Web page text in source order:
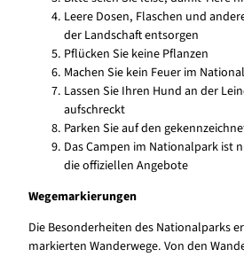
Leere Dosen, Flaschen und
der Landschaft entsorgen
Pflücken Sie keine Pflanzen
Machen Sie kein Feuer im
Lassen Sie Ihren Hund an der
aufschreckt
Parken Sie auf den
Das Campen im Nationalpark ist
die offiziellen Angebote
Wegemarkierungen
Die Besonderheiten des Nationalparks
markierten Wanderwege. Von den